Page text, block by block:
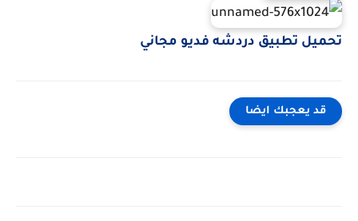
تحميل تطبيق دردشه فديو مجاني
قد يعجبك ايضا